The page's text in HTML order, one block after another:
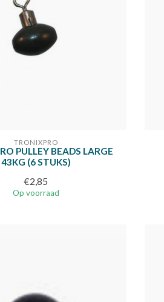
TRONIXPRO
PULLEY BEADS LARGE
43KG (6 STUKS)
€2,85
Op voorraad